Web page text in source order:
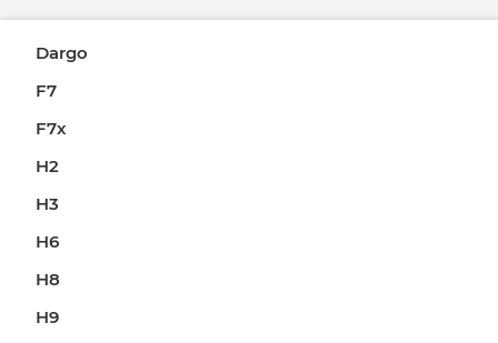
Dargo
F7
F7x
H2
H3
H6
H8
H9